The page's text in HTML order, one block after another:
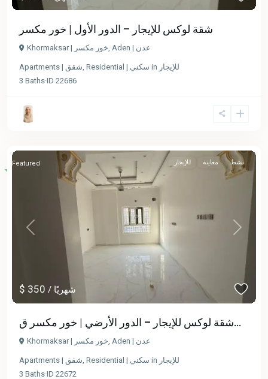
شقة لوكس للإيجار – الدور الأول | خور مكسر
Khormaksar | خور مكسر, Aden | عدن
Apartments | شقق, Residential | سكني in للإيجار
3 Baths·ID 22686
Previous Next
$ 350 / شهريًا
للإيجار معاينة نشط Featured
شقة لوكس للإيجار – الدور الأرضي | خور مكسر ق...
Khormaksar | خور مكسر, Aden | عدن
Apartments | شقق, Residential | سكني in للإيجار
3 Baths·ID 22672